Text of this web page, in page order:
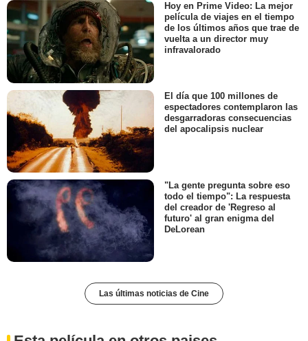
Hoy en Prime Video: La mejor
película de viajes en el tiempo
de los últimos años que trae de
vuelta a un director muy
infravalorado
El día que 100 millones de
espectadores contemplaron las
desgarradoras consecuencias
del apocalipsis nuclear
"La gente pregunta sobre eso
todo el tiempo": La respuesta
del creador de 'Regreso al
futuro' al gran enigma del
DeLorean
Las últimas noticias de Cine